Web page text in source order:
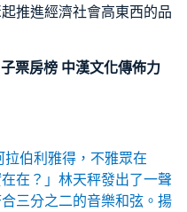
推進經濟社會高東西的品
票房榜 中漢文化傳佈力
伯利雅得，不雅眾在
在？」林天秤發出了一聲
三分之二的音樂和弦。揚